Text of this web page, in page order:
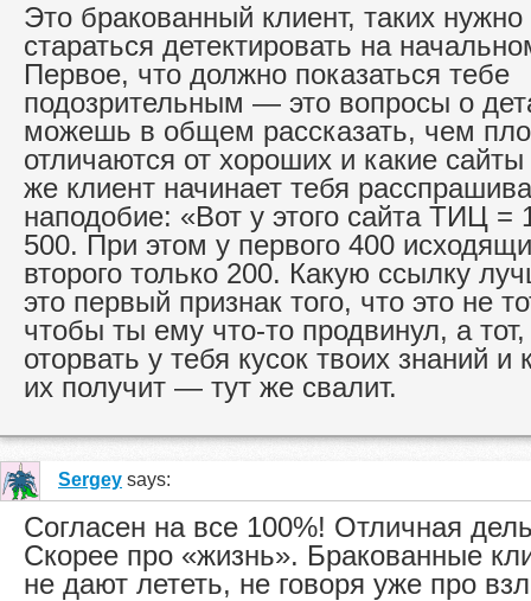
Это бракованный клиент, таких нужно
стараться детектировать на
Первое, что должно показаться тебе
подозрительным — это вопросы о
можешь в общем рассказать, чем
отличаются от хороших и какие
же клиент начинает тебя
наподобие: «Вот у этого сайта ТИЦ =
500. При этом у первого 400
второго только 200. Какую ссылку
это первый признак того, что это не
чтобы ты ему что-то продвинул, а тот,
оторвать у тебя кусок твоих знаний и
их получит — тут же свалит.
Sergey says:
Согласен на все 100%! Отличная
Cкорее про «жизнь». Бракованные
не дают лететь, не говоря уже про